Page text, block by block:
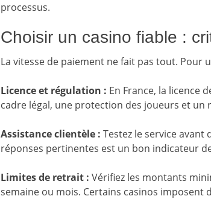
processus.
Choisir un casino fiable :
La vitesse de paiement ne fait pas tout. Pour
Licence et régulation : En France, la licence
cadre légal, une protection des joueurs et un
Assistance clientèle : Testez le service avant
réponses pertinentes est un bon indicateur
Limites de retrait : Vérifiez les montants
semaine ou mois. Certains casinos imposent